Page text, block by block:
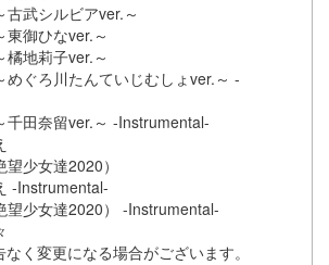
武シルビアver.～
御ひなver.～
地莉子ver.～
めぐろ川たんていじむしょver.～ -
千田奈留ver.～ -Instrumental-
少女達2020）
-Instrumental-
望少女達2020） -Instrumental-
く変更になる場合がございます。